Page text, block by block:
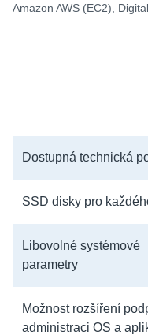
Amazon AWS (EC2),
Dostupná technická
SSD disky pro
Libovolné systémové
parametry
Možnost rozšíření
administraci OS a